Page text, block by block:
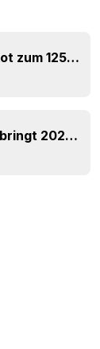
Real Madrids Trikot zum 125-jährigen Jubiläum für die Saison 26/27 ist geleakt – erscheint im März 2027
Exklusiv: Mexiko bringt 2027 ein Jubiläums-Trikot raus